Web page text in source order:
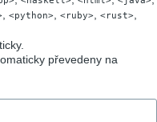
<python> <ruby> <rust>
převedeny na